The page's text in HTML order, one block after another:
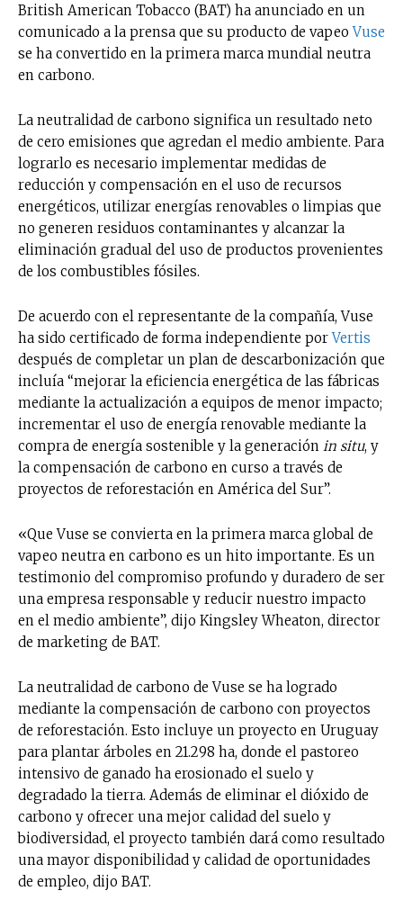
British American Tobacco (BAT) ha anunciado en un
comunicado a la prensa que su producto de vapeoVuse
se ha convertido en la primera marca mundial neutra
en carbono.
La neutralidad de carbono significa un resultado neto
de cero emisiones que agredan el medio ambiente. Para
lograrlo es necesario implementar medidas de
reducción y compensación en el uso de recursos
energéticos, utilizar energías renovables o limpias que
no generen residuos contaminantes y alcanzar la
eliminación gradual del uso de productos provenientes
de los combustibles fósiles.
De acuerdo con el representante de la compañía, Vuse
ha sido certificado de forma independiente porVertis
después de completar un plan de descarbonización que
incluía “mejorar la eficiencia energética de las fábricas
mediante la actualización a equipos de menor impacto;
incrementar el uso de energía renovable mediante la
compra de energía sostenible y la generación in situ, y
la compensación de carbono en curso a través de
proyectos de reforestación en América del Sur”.
«Que Vuse se convierta en la primera marca global de
vapeo neutra en carbono es un hito importante. Es un
testimonio del compromiso profundo y duradero de ser
una empresa responsable y reducir nuestro impacto
en el medio ambiente”, dijo Kingsley Wheaton, director
de marketing de BAT.
La neutralidad de carbono de Vuse se ha logrado
mediante la compensación de carbono con proyectos
de reforestación. Esto incluye un proyecto en Uruguay
para plantar árboles en 21.298 ha, donde el pastoreo
intensivo de ganado ha erosionado el suelo y
degradado la tierra. Además de eliminar el dióxido de
carbono y ofrecer una mejor calidad del suelo y
biodiversidad, el proyecto también dará como resultado
una mayor disponibilidad y calidad de oportunidades
de empleo, dijo BAT.